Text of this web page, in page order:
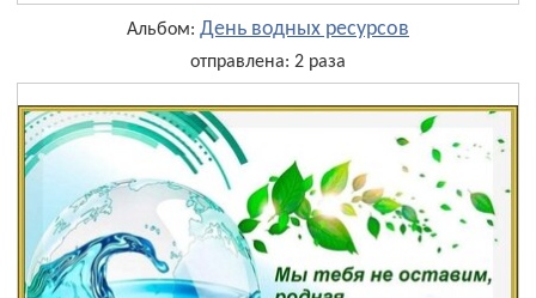
Альбом: День водных ресурсов
отправлена: 2 раза